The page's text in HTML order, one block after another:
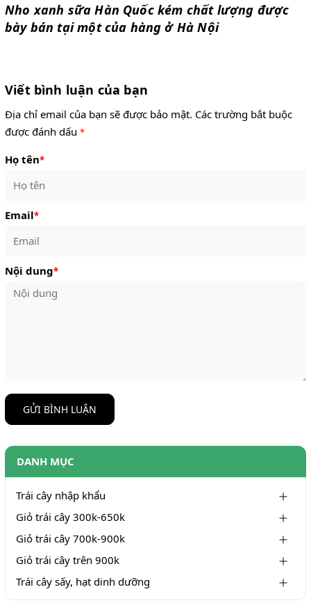
Nho xanh sữa Hàn Quốc kém chất lượng được
bày bán tại một của hàng ở Hà Nội
Viết bình luận của bạn
Địa chỉ email của bạn sẽ được bảo mật. Các trường bắt buộc
được đánh dấu *
Họ tên*
Email*
Nội dung*
GỬI BÌNH LUẬN
DANH MỤC
Trái cây nhập khẩu
Giỏ trái cây 300k-650k
Giỏ trái cây 700k-900k
Giỏ trái cây trên 900k
Trái cây sấy, hạt dinh dưỡng